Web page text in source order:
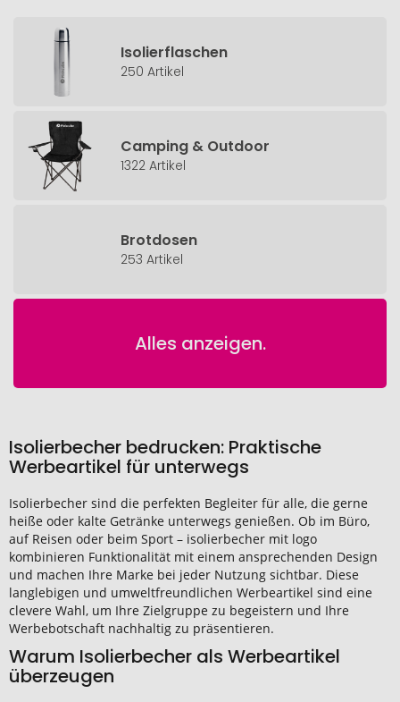
Isolierflaschen
250 Artikel
Camping & Outdoor
1322 Artikel
Brotdosen
253 Artikel
Alles anzeigen.
Isolierbecher bedrucken: Praktische
Werbeartikel für unterwegs
Isolierbecher sind die perfekten Begleiter für alle, die gerne
heiße oder kalte Getränke unterwegs genießen. Ob im Büro,
auf Reisen oder beim Sport – isolierbecher mit logo
kombinieren Funktionalität mit einem ansprechenden Design
und machen Ihre Marke bei jeder Nutzung sichtbar. Diese
langlebigen und umweltfreundlichen Werbeartikel sind eine
clevere Wahl, um Ihre Zielgruppe zu begeistern und Ihre
Werbebotschaft nachhaltig zu präsentieren.
Warum Isolierbecher als Werbeartikel
überzeugen